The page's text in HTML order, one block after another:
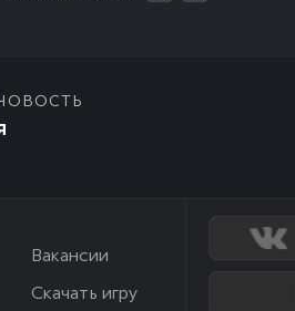
Вакансии
Скачать игру